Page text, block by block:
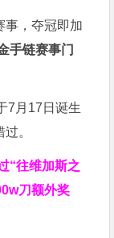
事，夺冠即加
手链赛事门
7月17日诞生
。
“往维加斯之
刀额外奖